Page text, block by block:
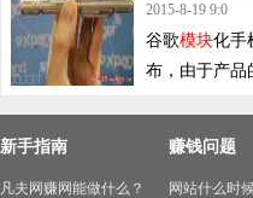
2015-8-19
谷歌模块化手
布，由于产品
新手指南
凡夫网赚网能做什么？
赚钱问题
网站什么时